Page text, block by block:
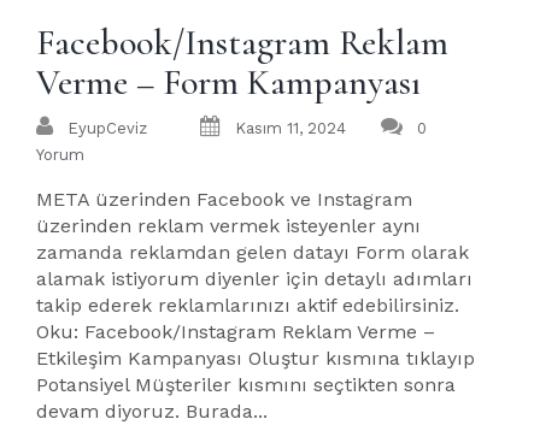
Facebook/Instagram Reklam
Verme – Form Kampanyası
EyupCeviz Kasım 11, 2024
0
Yorum
META üzerinden Facebook ve Instagram
üzerinden reklam vermek isteyenler aynı
zamanda reklamdan gelen datayı Form olarak
alamak istiyorum diyenler için detaylı adımları
takip ederek reklamlarınızı aktif edebilirsiniz.
Oku: Facebook/Instagram Reklam Verme –
Etkileşim Kampanyası Oluştur kısmına tıklayıp
Potansiyel Müşteriler kısmını seçtikten sonra
devam diyoruz. Burada...